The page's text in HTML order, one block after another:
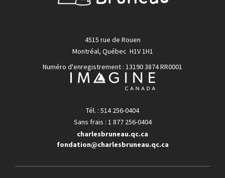
4515 rue de Rouen
Montréal, Québec H1V 1H1
Numéro d'enregistrement : 13190 3874 RR0001
Tél. : 514 256-0404
Sans frais : 1 877 256-0404
charlesbruneau.qc.ca
fondation@charlesbruneau.qc.ca